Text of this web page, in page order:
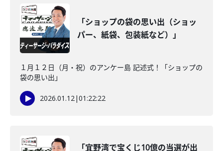
「ショップの袋の思い出（ショッ
パー、紙袋、包装紙など）」
１月１２日（月・祝）のアンケー島 記述式！「ショップの
袋の思い出」
2026.01.12|01:22:22
「宜野湾で宝くじ10億の当選が出